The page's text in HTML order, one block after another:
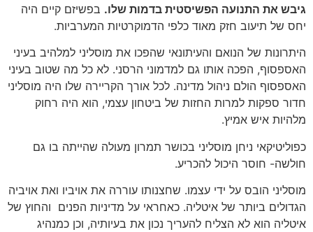
גיבש את התנועה הפשיסטית בדמות שלו. בפשיזם קיים היה
יחס של תיעוב חזק מאוד כלפי הדמוקרטיות המערביות.
היתרונות של הנואם והעיתונאי שהפכו את מוסליני למלהיב בעיני
האספסוף, הפכה אותו גם למדמוני הרסני. לא כל מה שטוב בעיני
האספסוף הולם ניהול מדינה. לכל אורך הקריירה שלו היה מוסליני
חדור ספקות למרות החזות של ביטחון עצמי, הוא היה רחוק
מלהיות איש אמיץ.
כפוליטיקאי ניחן מוסליני בכושר תמרון מעולה שהייתה בו גם
חולשה- חוסר היכול להכריע.
מוסליני הובס על ידי עצמו. שחצנותו עוררה את אויביו ואת אויביה
הגדולים ביותר של איטליה. כאחראי על מדיניות הפנים והחוץ של
איטליה הוא לא הצליח להעריך נכון את בעיותיה, וכן כמנהיג